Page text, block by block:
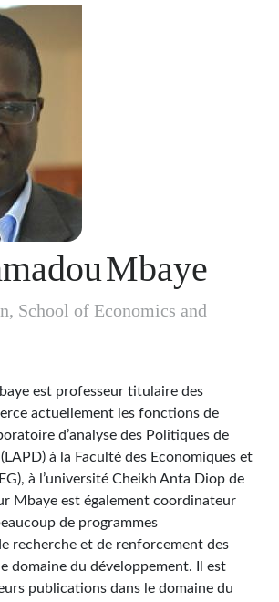
Mbaye
School of Economics and
est professeur titulaire des
actuellement les fonctions de
d’analyse des Politiques de
à la Faculté des Economiques et
à l’université Cheikh Anta Diop de
Mbaye est également coordinateur
de programmes
recherche et de renforcement des
domaine du développement. Il est
publications dans le domaine du